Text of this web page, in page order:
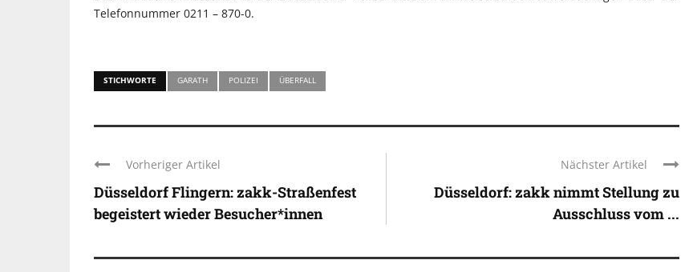
Telefonnummer 0211 – 870-0.
STICHWORTE GARATH POLIZEI ÜBERFALL
Vorheriger Artikel
Düsseldorf Flingern: zakk-Straßenfest
begeistert wieder Besucher*innen
Nächster Artikel
Düsseldorf: zakk nimmt Stellung zu
Ausschluss vom ...